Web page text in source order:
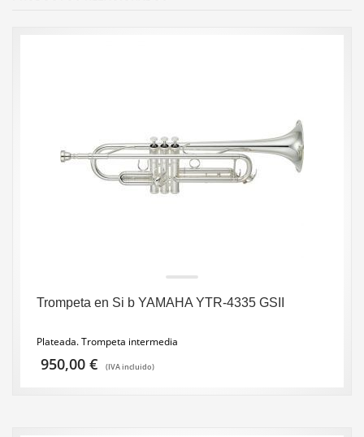
Trompeta en Si b YAMAHA YTR-4335 GSII
Plateada. Trompeta intermedia
950,00 € (IVA incluido)